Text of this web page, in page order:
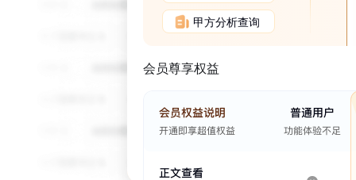
甲方分析查询
会员尊享权益